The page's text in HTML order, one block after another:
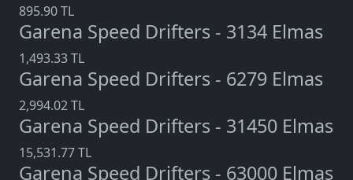
895.90 TL
Garena Speed Drifters - 3134 Elmas
1,493.33 TL
Garena Speed Drifters - 6279 Elmas
2,994.02 TL
Garena Speed Drifters - 31450 Elmas
15,531.77 TL
Garena Speed Drifters - 63000 Elmas